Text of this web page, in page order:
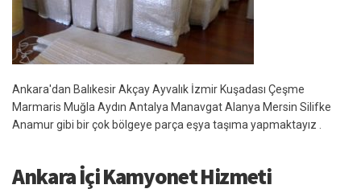
Ankara'dan Balıkesir Akçay Ayvalık İzmir Kuşadası Çeşme
Marmaris Muğla Aydın Antalya Manavgat Alanya Mersin Silifke
Anamur gibi bir çok bölgeye parça eşya taşıma yapmaktayız .
Ankara İçi Kamyonet Hizmeti